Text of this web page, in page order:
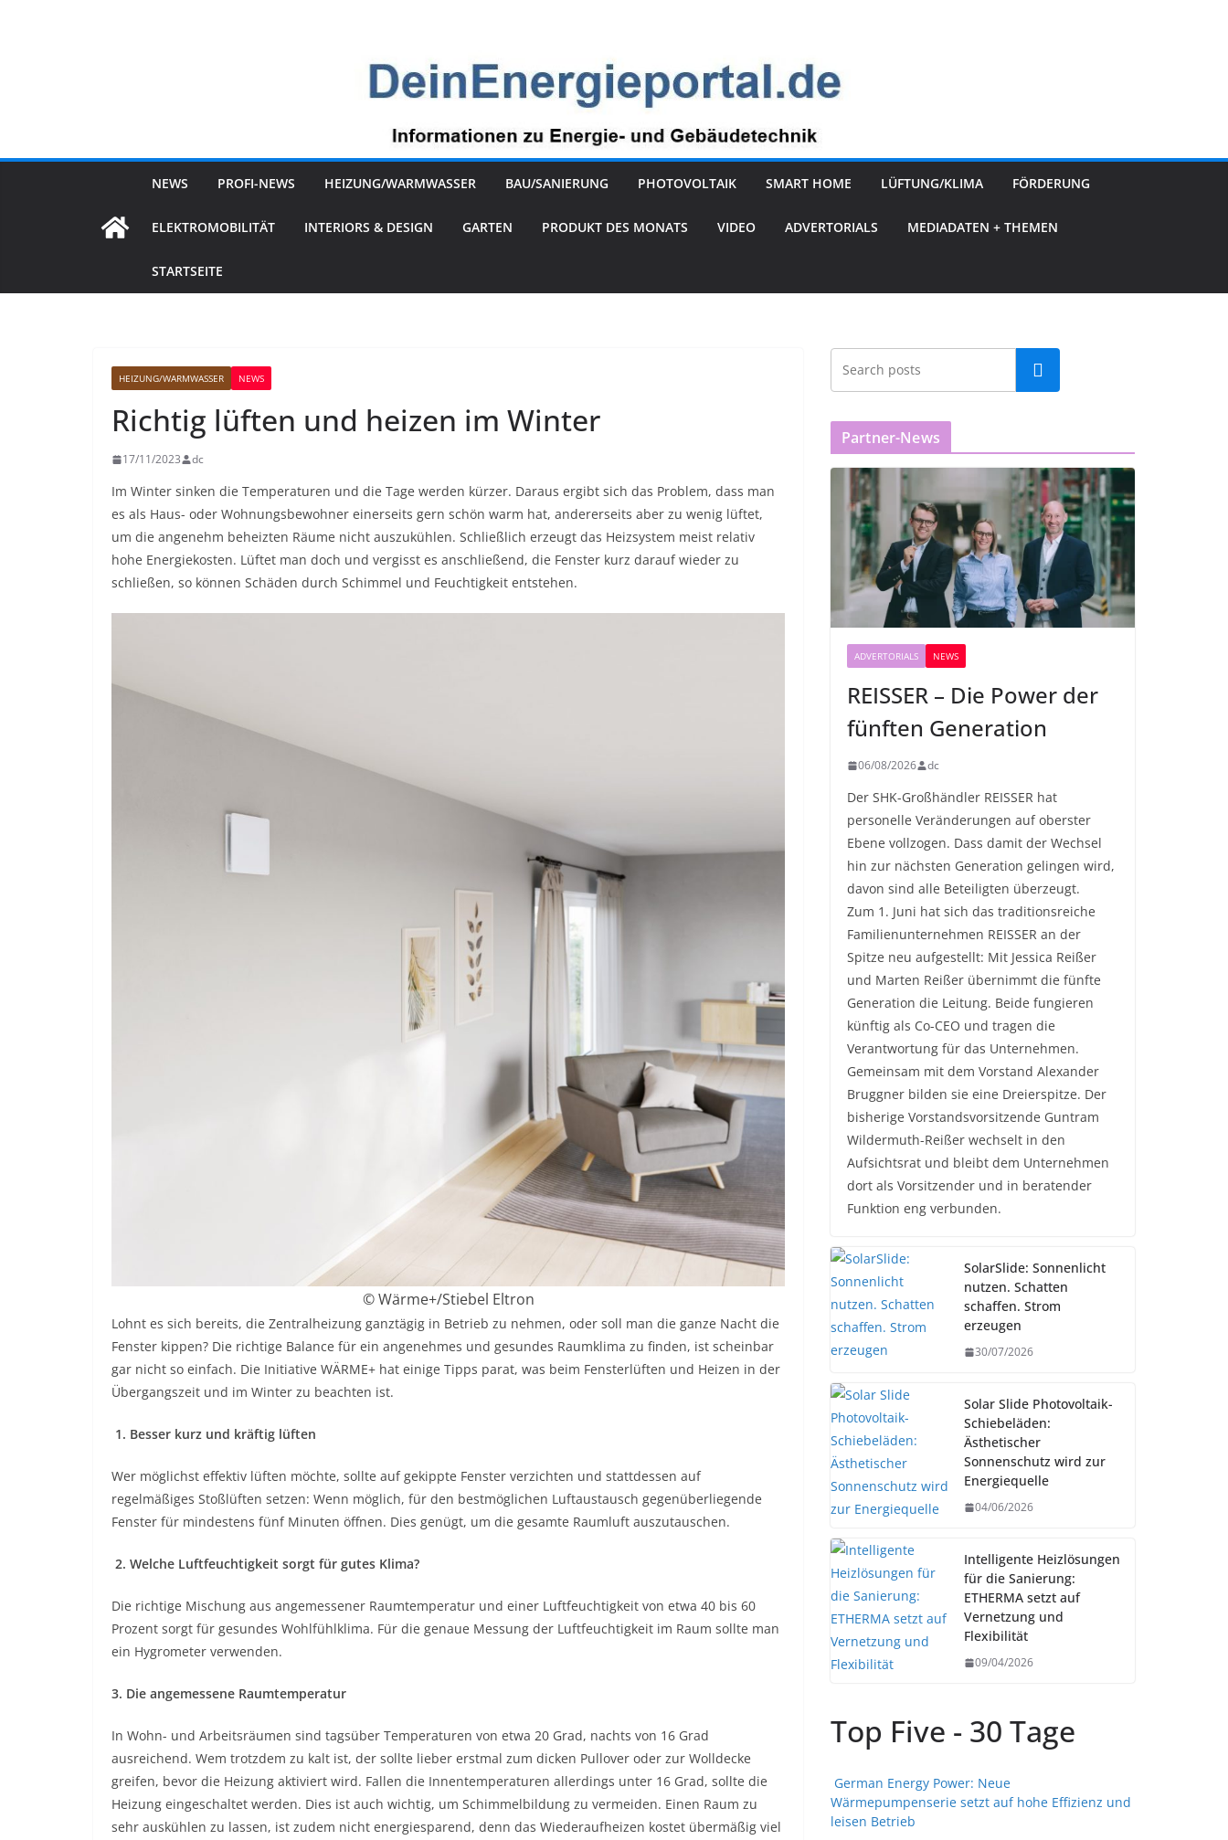
NEWS PROFI-NEWS HEIZUNG/WARMWASSER BAU/SANIERUNG PHOTOVOLTAIK SMART HOME LÜFTUNG/KLIMA FÖRDERUNG
ELEKTROMOBILITÄT INTERIORS & DESIGN GARTEN PRODUKT DES MONATS VIDEO ADVERTORIALS MEDIADATEN + THEMEN
STARTSEITE
HEIZUNG/WARMWASSER NEWS
Richtig lüften und heizen im Winter
17/11/2023 dc
Im Winter sinken die Temperaturen und die Tage werden kürzer. Daraus ergibt sich das Problem, dass man
es als Haus- oder Wohnungsbewohner einerseits gern schön warm hat, andererseits aber zu wenig lüftet,
um die angenehm beheizten Räume nicht auszukühlen. Schließlich erzeugt das Heizsystem meist relativ
hohe Energiekosten. Lüftet man doch und vergisst es anschließend, die Fenster kurz darauf wieder zu
schließen, so können Schäden durch Schimmel und Feuchtigkeit entstehen.
© Wärme+/Stiebel Eltron
Lohnt es sich bereits, die Zentralheizung ganztägig in Betrieb zu nehmen, oder soll man die ganze Nacht die
Fenster kippen? Die richtige Balance für ein angenehmes und gesundes Raumklima zu finden, ist scheinbar
gar nicht so einfach. Die Initiative WÄRME+ hat einige Tipps parat, was beim Fensterlüften und Heizen in der
Übergangszeit und im Winter zu beachten ist.
1. Besser kurz und kräftig lüften
Wer möglichst effektiv lüften möchte, sollte auf gekippte Fenster verzichten und stattdessen auf
regelmäßiges Stoßlüften setzen: Wenn möglich, für den bestmöglichen Luftaustausch gegenüberliegende
Fenster für mindestens fünf Minuten öffnen. Dies genügt, um die gesamte Raumluft auszutauschen.
2. Welche Luftfeuchtigkeit sorgt für gutes Klima?
Die richtige Mischung aus angemessener Raumtemperatur und einer Luftfeuchtigkeit von etwa 40 bis 60
Prozent sorgt für gesundes Wohlfühlklima. Für die genaue Messung der Luftfeuchtigkeit im Raum sollte man
ein Hygrometer verwenden.
3. Die angemessene Raumtemperatur
In Wohn- und Arbeitsräumen sind tagsüber Temperaturen von etwa 20 Grad, nachts von 16 Grad
ausreichend. Wem trotzdem zu kalt ist, der sollte lieber erstmal zum dicken Pullover oder zur Wolldecke
greifen, bevor die Heizung aktiviert wird. Fallen die Innentemperaturen allerdings unter 16 Grad, sollte die
Heizung eingeschaltet werden. Dies ist auch wichtig, um Schimmelbildung zu vermeiden. Einen Raum zu
sehr auskühlen zu lassen, ist zudem nicht energiesparend, denn das Wiederaufheizen kostet übermäßig viel
Partner-News
ADVERTORIALS NEWS
REISSER – Die Power der
fünften Generation
06/08/2026 dc
Der SHK-Großhändler REISSER hat
personelle Veränderungen auf oberster
Ebene vollzogen. Dass damit der Wechsel
hin zur nächsten Generation gelingen wird,
davon sind alle Beteiligten überzeugt.
Zum 1. Juni hat sich das traditionsreiche
Familienunternehmen REISSER an der
Spitze neu aufgestellt: Mit Jessica Reißer
und Marten Reißer übernimmt die fünfte
Generation die Leitung. Beide fungieren
künftig als Co-CEO und tragen die
Verantwortung für das Unternehmen.
Gemeinsam mit dem Vorstand Alexander
Bruggner bilden sie eine Dreierspitze. Der
bisherige Vorstandsvorsitzende Guntram
Wildermuth-Reißer wechselt in den
Aufsichtsrat und bleibt dem Unternehmen
dort als Vorsitzender und in beratender
Funktion eng verbunden.
SolarSlide: Sonnenlicht
nutzen. Schatten
schaffen. Strom
erzeugen
30/07/2026
Solar Slide Photovoltaik-
Schiebeläden:
Ästhetischer
Sonnenschutz wird zur
Energiequelle
04/06/2026
Intelligente Heizlösungen
für die Sanierung:
ETHERMA setzt auf
Vernetzung und
Flexibilität
09/04/2026
Top Five - 30 Tage
German Energy Power: Neue
Wärmepumpenserie setzt auf hohe Effizienz und
leisen Betrieb